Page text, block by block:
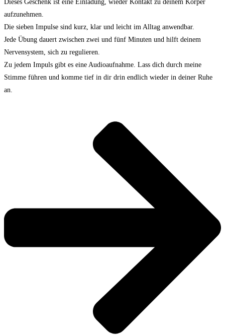
Dieses Geschenk ist eine Einladung, wieder Kontakt zu deinem Körper
aufzunehmen.
Die sieben Impulse sind kurz, klar und leicht im Alltag anwendbar.
Jede Übung dauert zwischen zwei und fünf Minuten und hilft deinem
Nervensystem, sich zu regulieren.
Zu jedem Impuls gibt es eine Audioaufnahme. Lass dich durch meine
Stimme führen und komme tief in dir drin endlich wieder in deiner Ruhe
an.